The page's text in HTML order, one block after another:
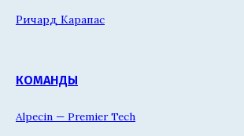
Ричард Карапас
КОМАНДЫ
Alpecin — Premier Tech